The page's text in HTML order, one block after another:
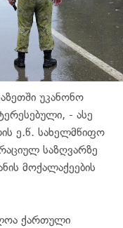
უკანონო
- ასე
ე.წ. სახელმწიფო
საზღვარზე
მოქალაქეების
ქართული